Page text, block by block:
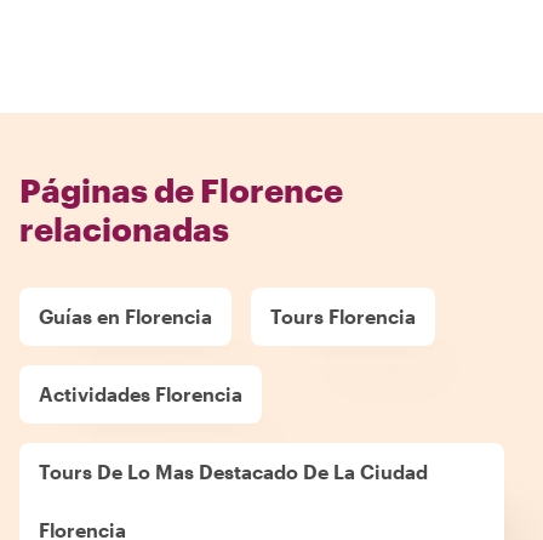
Páginas de Florence
relacionadas
Guías en Florencia Tours Florencia
Actividades Florencia
Tours De Lo Mas Destacado De La Ciudad
Florencia